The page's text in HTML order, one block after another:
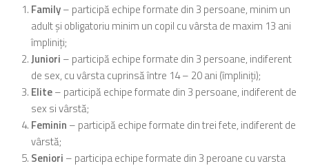
Family– participă echipe formate din 3 persoane, minim un
adult și obligatoriu minim un copil cu vârsta de maxim 13 ani
împliniți;
Juniori – participă echipe formate din 3 persoane, indiferent
de sex, cu vârsta cuprinsă între 14 – 20 ani (împliniți);
Elite– participă echipe formate din 3 persoane, indiferent de
sex si vârstă;
Feminin – participă echipe formate din trei fete, indiferent de
vârstă;
Seniori – participa echipe formate din 3 peroane cu varsta